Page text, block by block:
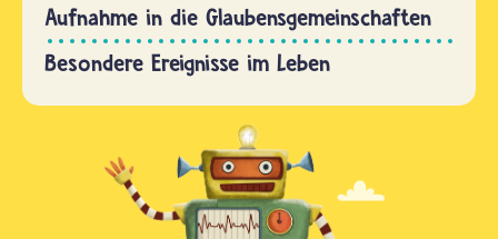
Aufnahme in die Glaubensgemeinschaften
Besondere Ereignisse im Leben